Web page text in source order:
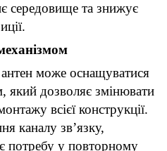
середовище та знижує
може оснащуватися
який дозволяє змінювати
всієї конструкції.
каналу зв’язку,
потребу у повторному